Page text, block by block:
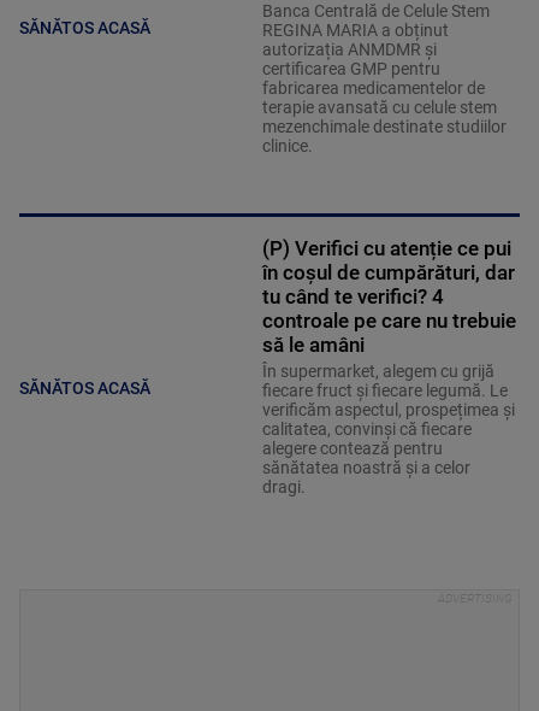
SĂNĂTOS ACASĂ
Banca Centrală de Celule Stem
REGINA MARIA a obținut
autorizația ANMDMR și
certificarea GMP pentru
fabricarea medicamentelor de
terapie avansată cu celule stem
mezenchimale destinate studiilor
clinice.
SĂNĂTOS ACASĂ
(P) Verifici cu atenție ce pui
în coșul de cumpărături, dar
tu când te verifici? 4
controale pe care nu trebuie
să le amâni
În supermarket, alegem cu grijă
fiecare fruct și fiecare legumă. Le
verificăm aspectul, prospețimea și
calitatea, convinși că fiecare
alegere contează pentru
sănătatea noastră și a celor
dragi.